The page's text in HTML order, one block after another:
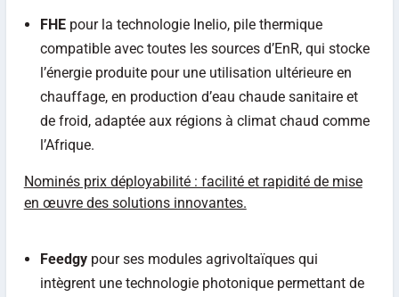
FHE pour la technologie Inelio, pile thermique
compatible avec toutes les sources d’EnR, qui stocke
l’énergie produite pour une utilisation ultérieure en
chauffage, en production d’eau chaude sanitaire et
de froid, adaptée aux régions à climat chaud comme
l’Afrique.
Nominés prix déployabilité : facilité et rapidité de mise
en œuvre des solutions innovantes.
Feedgy pour ses modules agrivoltaïques qui
intègrent une technologie photonique permettant de